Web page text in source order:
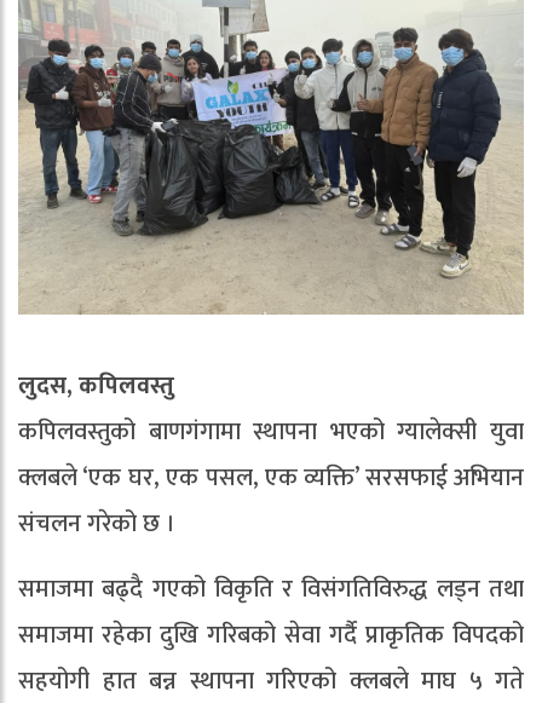
लुदस, कपिलवस्तु
कपिलवस्तुको बाणगंगामा स्थापना भएको ग्यालेक्सी युवा
क्लबले ‘एक घर, एक पसल, एक व्यक्ति’ सरसफाई अभियान
संचलन गरेको छ ।
समाजमा बढ्दै गएको विकृति र विसंगतिविरुद्ध लड्न तथा
समाजमा रहेका दुखि गरिबको सेवा गर्दै प्राकृतिक विपदको
सहयोगी हात बन्न स्थापना गरिएको क्लबले माघ ५ गते